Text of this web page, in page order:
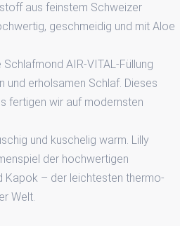
aus feinstem Schweizer
geschmeidig und mit Aloe
AIR-VITAL-Füllung
und erholsamen Schlaf. Dieses
fertigen wir auf modernsten
und kuschelig warm. Lilly
der hochwertigen
Kapok – der leichtesten thermo-
Welt.